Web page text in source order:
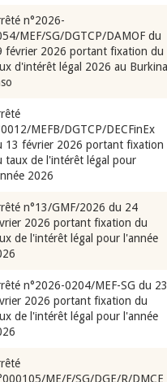
n°2026-
MEF/SG/DGTCP/DAMOF du
février 2026 portant fixation du
d'intérêt légal 2026 au Burkina
MEFB/DGTCP/DECFinEx
13 février 2026 portant fixation
taux de l'intérêt légal pour
2026
n°13/GMF/2026 du 24
2026 portant fixation du
de l'intérêt légal pour l'année
n°2026-0204/MEF-SG du 23
2026 portant fixation du
de l'intérêt légal pour l'année
ME/F/SG/DGE/R/DMCE